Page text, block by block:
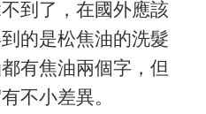
到了，在國外應該
的是松焦油的洗髮
有焦油兩個字，但
不小差異。